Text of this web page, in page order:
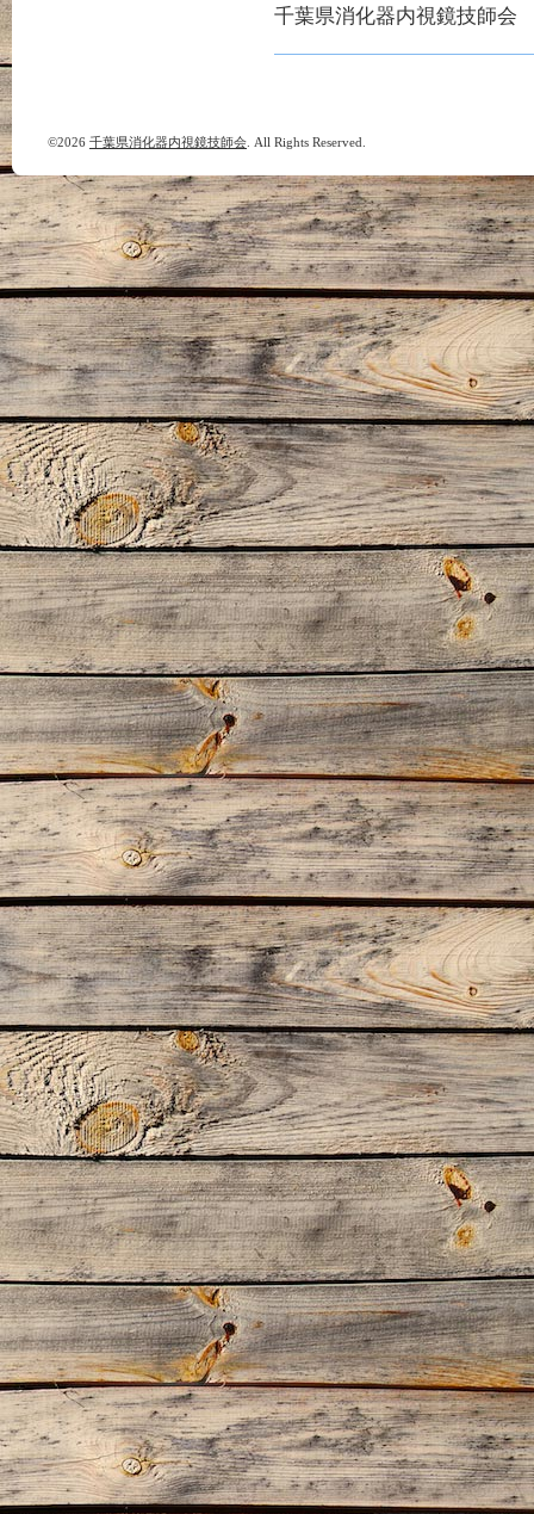
千葉県消化器内視鏡技師
©2026 千葉県消化器内視鏡技師会 . All Rights Reserved.